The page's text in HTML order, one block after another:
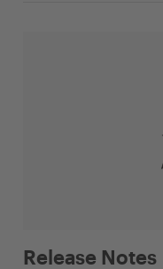
Release Notes